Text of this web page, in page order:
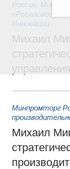
России
«Роскосмос»
Инновации
Михаил
Минпромторг
Михаил